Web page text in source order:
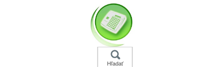
Hľadať